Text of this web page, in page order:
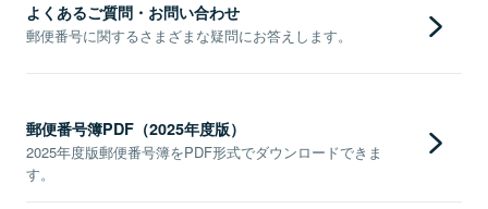
よくあるご質問・お問い合わせ
郵便番号に関するさまざまな疑問にお答えします。
郵便番号簿PDF（2025年度版）
2025年度版郵便番号簿をPDF形式でダウンロードできま
す。